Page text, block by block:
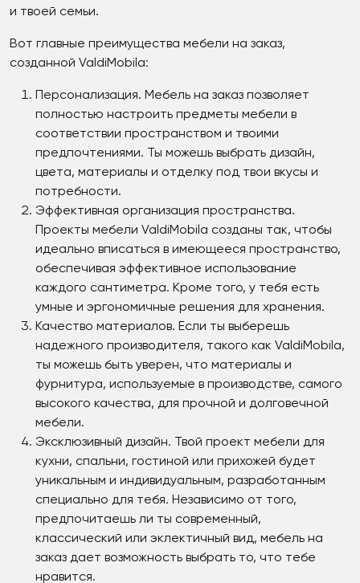
и твоей семьи.
Вот главные преимущества мебели на заказ,
созданной ValdiMobila:
Персонализация. Мебель на заказ позволяет
полностью настроить предметы мебели в
соответствии пространством и твоими
предпочтениями. Ты можешь выбрать дизайн,
цвета, материалы и отделку под твои вкусы и
потребности.
Эффективная организация пространства.
Проекты мебели ValdiMobila созданы так, чтобы
идеально вписаться в имеющееся пространство,
обеспечивая эффективное использование
каждого сантиметра. Кроме того, у тебя есть
умные и эргономичные решения для хранения.
Качество материалов. Если ты выберешь
надежного производителя, такого как ValdiMobila,
ты можешь быть уверен, что материалы и
фурнитура, используемые в производстве, самого
высокого качества, для прочной и долговечной
мебели.
Эксклюзивный дизайн. Твой проект мебели для
кухни, спальни, гостиной или прихожей будет
уникальным и индивидуальным, разработанным
специально для тебя. Независимо от того,
предпочитаешь ли ты современный,
классический или эклектичный вид, мебель на
заказ дает возможность выбрать то, что тебе
нравится.